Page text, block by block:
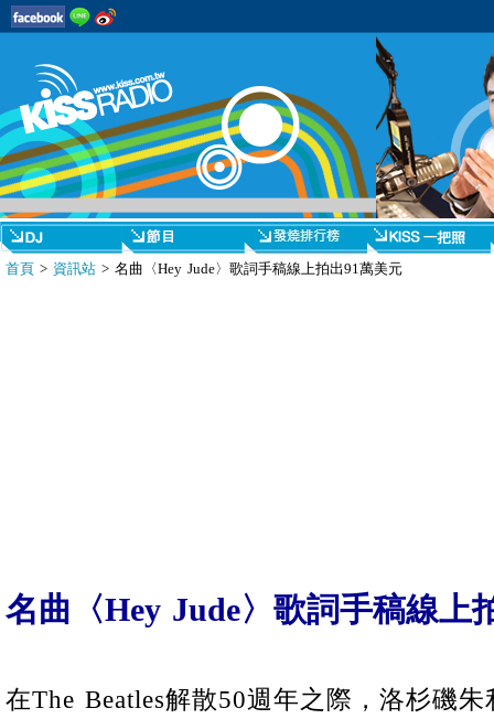
首頁 > 資訊站 > 名曲〈Hey Jude〉歌詞手稿線上拍出91萬美元
名曲〈Hey Jude〉歌詞手稿線上
在The Beatles解散50週年之際，洛杉磯